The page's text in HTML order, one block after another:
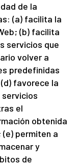
de la
(a) facilita la
(b) facilita
servicios que
volver a
predefinidas
favorece la
el
obtenida
permiten a
y
de